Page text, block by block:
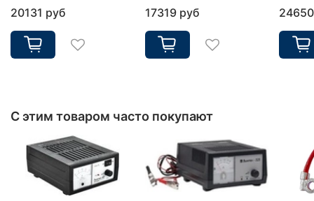
20131 руб 17319 руб
С этим товаром часто покупают